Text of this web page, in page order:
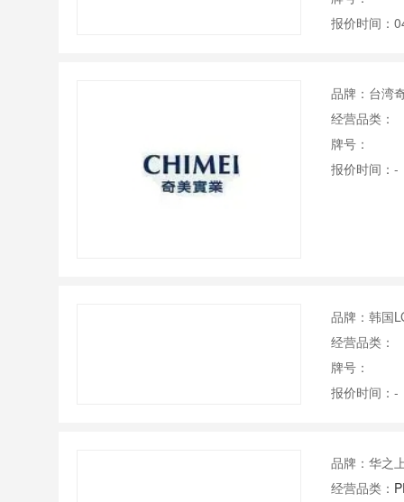
报价时间：
品牌：台湾
经营品类：
牌号：
报价时间：-
品牌：韩国
经营品类：
牌号：
报价时间：-
品牌：华之
经营品类：